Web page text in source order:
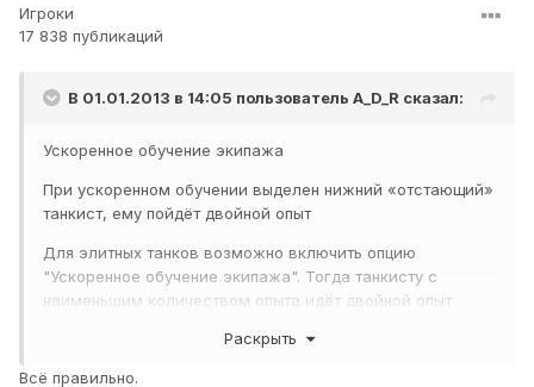
Игроки
17 838 публикаций
В 01.01.2013 в 14:05 пользователь A_D_R сказал:
Ускоренное обучение экипажа
При ускоренном обучении выделен нижний «отстающий»
танкист, ему пойдёт двойной опыт
Для элитных танков возможно включить опцию
"Ускоренное обучение экипажа". Тогда танкисту с
наименьшим количеством опыта идёт двойной опыт
прокачки модулей). В интерфейсе этот танкист
выделяется стрелочкой. Так как на разных танках разное
Раскрыть
Всё правильно.